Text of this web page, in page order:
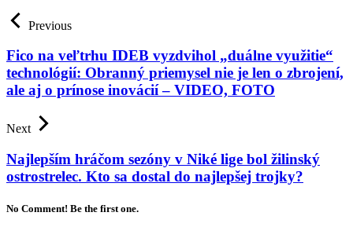
Previous
Fico na veľtrhu IDEB vyzdvihol „duálne využitie“
technológií: Obranný priemysel nie je len o zbrojení,
ale aj o prínose inovácií – VIDEO, FOTO
Next
Najlepším hráčom sezóny v Niké lige bol žilinský
ostrostrelec. Kto sa dostal do najlepšej trojky?
No Comment! Be the first one.